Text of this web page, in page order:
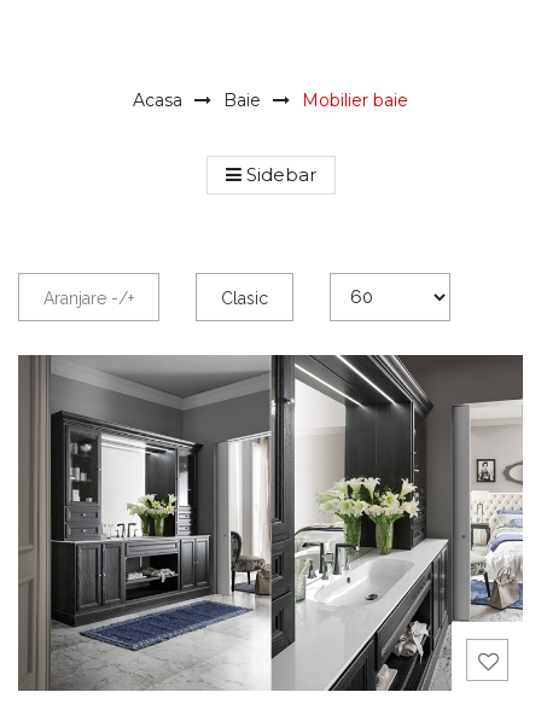
furniture
Acasa Baie Mobilier baie
Sidebar
Aranjare -/+ Clasic